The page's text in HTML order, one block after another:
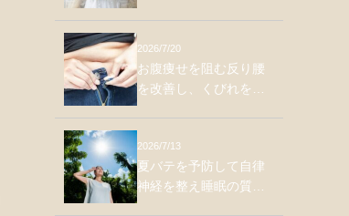
2026/7/20
お腹痩せを阻む反り腰
を改善し、くびれを作
2026/7/13
夏バテを予防して自律
神経を整え睡眠の質を